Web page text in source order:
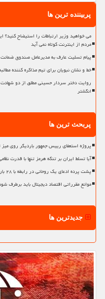
پربیننده ترین ها
می خواهید وزیر ارتباطات را استیضاح کنید؟
مردم از اینترنت کوتاه نمی آید
پیام تسلیت عارف به مدیرعامل صندوق
خط و نشان نبویان برای تیم مذاکره کننده
روایت دختر سردار حسینی مطلق از دو
انگشتر
پربحث ترین ها
پروژه استعفای رییس جمهور باردیگر روی میز
آیا تسلط ایران بر تنگه هرمز تنها با قدرت
پشت پرده ادعای یک روحانی در رابطه با ۲۸ بار استعفای مسعود پزشکیان
موانع مقرراتی اقتصاد دیجیتال باید برطرف
جدیدترین ها